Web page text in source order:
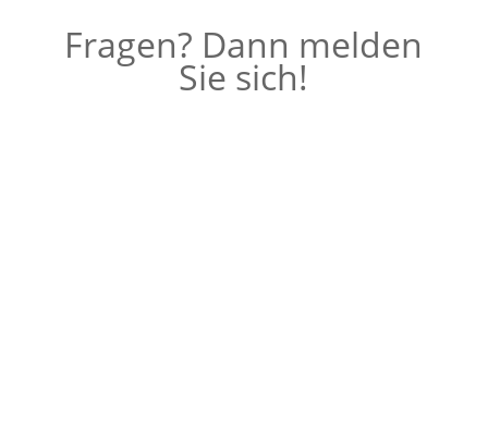
Fragen? Dann melden
Sie sich!